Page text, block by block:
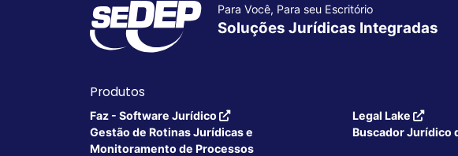
Para Você, Para seu Escritório
Soluções Jurídicas Integradas
Produtos
Faz - Software Jurídico
Gestão de Rotinas Jurídicas e
Monitoramento de Processos
Legal Lake
Buscador Jurídico